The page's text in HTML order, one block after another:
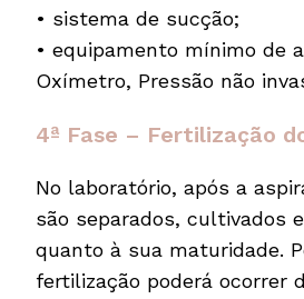
• sistema de sucção;
• equipamento mínimo de
Oxímetro, Pressão não
4ª Fase – Fertilização
No laboratório, após a
são separados, cultivados
quanto à sua maturidade.
fertilização poderá ocorrer